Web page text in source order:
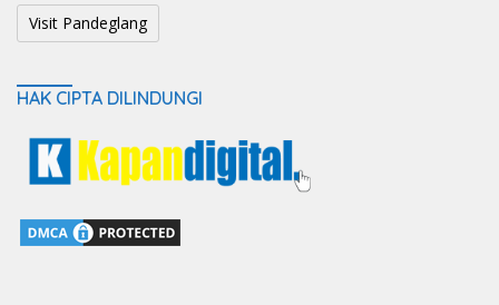
Visit Pandeglang
HAK CIPTA DILINDUNGI